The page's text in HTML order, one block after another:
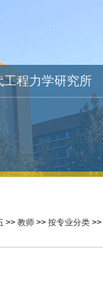
工程力学研究所
>> 教师 >> 按专业分类 >>